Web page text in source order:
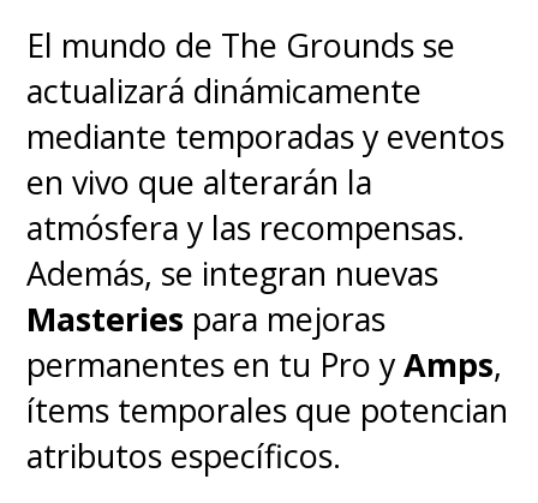
El mundo de The Grounds se
actualizará dinámicamente
mediante temporadas y eventos
en vivo que alterarán la
atmósfera y las recompensas.
Además, se integran nuevas
Masteries para mejoras
permanentes en tu Pro yAmps,
ítems temporales que potencian
atributos específicos.